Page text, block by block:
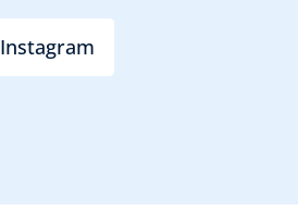
Instagram